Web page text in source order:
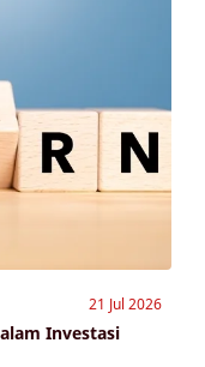
21 Jul 2026
Investasi